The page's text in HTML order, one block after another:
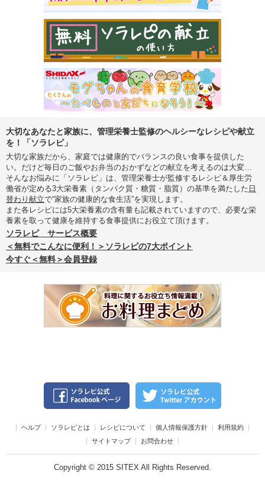
大切なあなたと家族に、管理栄養士監修のヘルシーなレシピや献立
を！「ソラレピ」
大切な家族だから、家庭では健康的でバランスの良い食事を提供した
い。だけど毎日のご飯やお弁当のおかずなどの献立を考えるのは大変…
そんなお悩みに「ソラレピ」は、管理栄養士が監修するレシピ＆厚生労
働省が定める3大栄養素（タンパク質・糖質・脂質）の基準を満たした 日
替わり献立で“家族の健康的な食生活”を実現します。
また各レシピには5大栄養素の含有量も記載されていますので、必要な栄
養素を取って健康を維持する食事提供にお役立て頂けます。
ソラレピ サービス概要
＜無料でこんなに便利！＞ソラレピの7大ポイント
今すぐ＜無料＞会員登録
ヘルプ ソラレピとは レシピについて 個人情報保護方針
利用規約
サイトマップ
お問合わせ
Copyright © 2015 SITEX All Rights Reserved.